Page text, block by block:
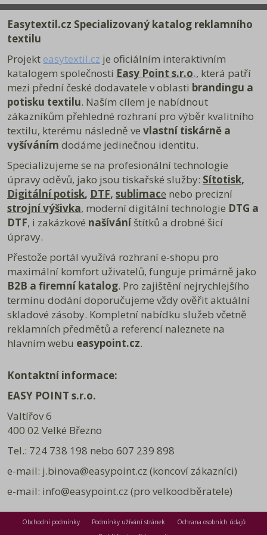
Produkt odeslat na adresu
Valtířov 6
Napište nám na e-mail: info@easypoint.cz
Nebo nám můžete zavolat na tel. č. 724 738 198 v pracovní době 7:00 -
15:30.
Při kontaktu se domluvíme na následujícím postupu
ODEŠLETE PRODUKT ZPĚT NA DODACÍ ADRESU.
Do balíku vložte fakturu nebo její kopii a napište text, který se jasně týká
důvodu výměny, vrácení nebo reklamace (případně je také možné si
stáhnout níže
Formulář pro uplatnění reklamace nebo Formulář pro
odstoupení od smlouvy).
U vrácení nebo výměny zboží kupující zašle nebo předá prodávajícímu
odstoupení od smlouvy.
U reklamace je ze zákona lhůtu 30 dní ode dne vyzvednutí zásilky, ale
vše se snažíme vyřešit co nejrychleji.
Ke stažení:
Formulář pro odstoupení od smlouvy
Formulář pro uplatnění reklamace
Poučení o právu na odstoupení od smlouvy
Easytextil.cz Specializovaný katalog reklamního
textilu
Projekt easytextil.cz je oficiálním interaktivním
katalogem společnosti Easy Point s.r.o., která patří
mezi přední české dodavatele v oblasti brandingu a
potisku textilu. Naším cílem je nabídnout
zákazníkům přehledné rozhraní pro výběr kvalitního
textilu, kterému následně ve vlastní tiskárně a
vyšíváním dodáme jedinečnou identitu.
Specializujeme se na profesionální technologie
úpravy oděvů, jako jsou tiskařské služby: Sítotisk,
Digitální potisk, DTF, sublimace nebo precizní
strojní výšivka, moderní digitální technologie DTG a
DTF, i zakázkové našíváníštítků a drobné šicí
úpravy.
Přestože portál využívá rozhraní e-shopu pro
maximální komfort uživatelů, funguje primárně jako
B2B a firemní katalog. Pro zajištění nejrychlejšího
termínu dodání doporučujeme vždy ověřit aktuální
skladové zásoby. Kompletní nabídku služeb včetně
reklamních předmětů a referencí naleznete na
hlavním webu easypoint.cz.
Kontaktní informace:
EASY POINT s.r.o.
Valtířov 6
400 02 Velké Březno
Tel.: 724 738 198 nebo 607 239 898
e-mail: j.binova@easypoint.cz (koncoví zákazníci)
e-mail: info@easypoint.cz (pro velkoodběratele)
Obchodní podmínky Podmínky užívání stránek
Ochrana osobních údajů